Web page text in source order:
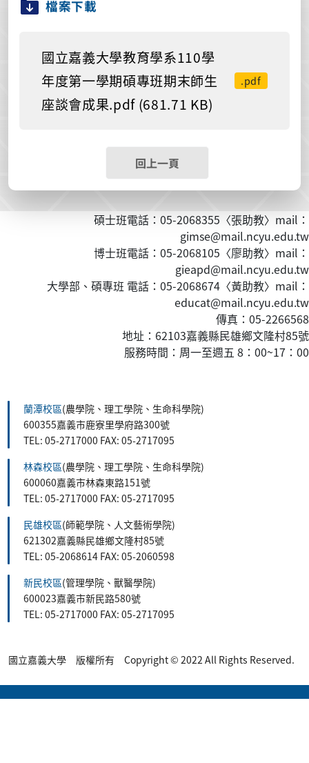
檔案下載
國立嘉義大學教育學系110學
年度第一學期碩專班期末師生
座談會成果.pdf (681.71 KB)
.pdf
回上一頁
碩士班電話：05-2068355〈張助教〉mail：
gimse@mail.ncyu.edu.tw
博士班電話：05-2068105〈廖助教〉mail：
gieapd@mail.ncyu.edu.tw
大學部、碩專班 電話：05-2068674〈黃助教〉mail：
educat@mail.ncyu.edu.tw
傳真：05-2266568
地址：62103嘉義縣民雄鄉文隆村85號
服務時間：周一至週五 8：00~17：00
蘭潭校區(農學院、理工學院、生命科學院)
600355嘉義市鹿寮里學府路300號
TEL: 05-2717000 FAX: 05-2717095
林森校區(農學院、理工學院、生命科學院)
600060嘉義市林森東路151號
TEL: 05-2717000 FAX: 05-2717095
民雄校區(師範學院、人文藝術學院)
621302嘉義縣民雄鄉文隆村85號
TEL: 05-2068614 FAX: 05-2060598
新民校區(管理學院、獸醫學院)
600023嘉義市新民路580號
TEL: 05-2717000 FAX: 05-2717095
國立嘉義大學 版權所有 Copyright © 2022 All Rights Reserved.